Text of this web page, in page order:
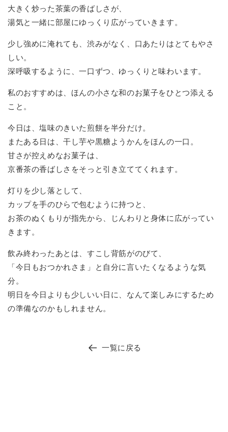
大きく炒った茶葉の香ばしさが、
湯気と一緒に部屋にゆっくり広がっていきます。
少し強めに淹れても、渋みがなく、口あたりはとてもやさ
しい。
深呼吸するように、一口ずつ、ゆっくりと味わいます。
私のおすすめは、ほんの小さな和のお菓子をひとつ添える
こと。
今日は、塩味のきいた煎餅を半分だけ。
またある日は、干し芋や黒糖ようかんをほんの一口。
甘さが控えめなお菓子は、
京番茶の香ばしさをそっと引き立ててくれます。
灯りを少し落として、
カップを手のひらで包むように持つと、
お茶のぬくもりが指先から、じんわりと身体に広がってい
きます。
飲み終わったあとは、すこし背筋がのびて、
「今日もおつかれさま」と自分に言いたくなるような気
分。
明日を今日よりも少しいい日に、なんて楽しみにするため
の準備なのかもしれません。
一覧に戻る